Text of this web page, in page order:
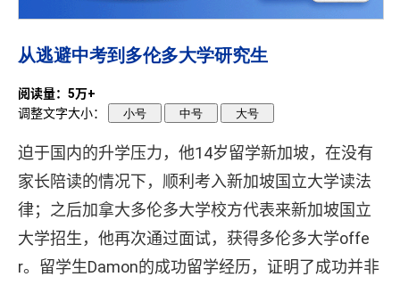
从逃避中考到多伦多大学研究生
阅读量：5万+
调整文字大小：
小号 中号 大号
迫于国内的升学压力，他14岁留学新加坡，在没有
家长陪读的情况下，顺利考入新加坡国立大学读法
律；之后加拿大多伦多大学校方代表来新加坡国立
大学招生，他再次通过面试，获得多伦多大学offe
r。留学生Damon的成功留学经历，证明了成功并非